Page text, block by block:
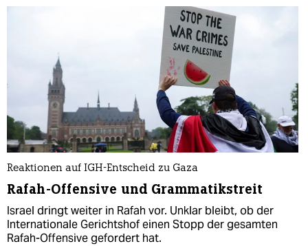
Reaktionen auf IGH-Entscheid zu Gaza
Rafah-Offensive und Grammatikstreit
Israel dringt weiter in Rafah vor. Unklar bleibt, ob der
Internationale Gerichtshof einen Stopp der gesamten
Rafah-Offensive gefordert hat.